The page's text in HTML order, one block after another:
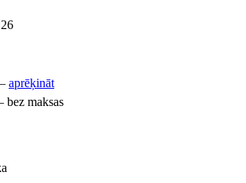
aprēķināt
bez maksas